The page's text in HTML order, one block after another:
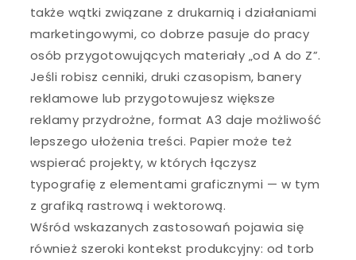
także wątki związane z drukarnią i działaniami
marketingowymi, co dobrze pasuje do pracy
osób przygotowujących materiały „od A do Z”.
Jeśli robisz cenniki, druki czasopism, banery
reklamowe lub przygotowujesz większe
reklamy przydrożne, format A3 daje możliwość
lepszego ułożenia treści. Papier może też
wspierać projekty, w których łączysz
typografię z elementami graficznymi — w tym
z grafiką rastrową i wektorową.
Wśród wskazanych zastosowań pojawia się
również szeroki kontekst produkcyjny: od torb